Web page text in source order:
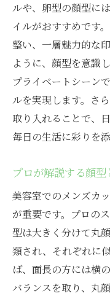
ルや、卵型の顔型に
イルがおすすめです
整い、一層魅力的な
ように、顔型を意識
プライベートシーン
ルを実現します。さ
取り入れることで、
毎日の生活に彩りを
プロが解説する顔
美容室でのメンズカ
が重要です。プロの
型は大きく分けて丸
類され、それぞれに
ば、面長の方には横
バランスを取り、丸